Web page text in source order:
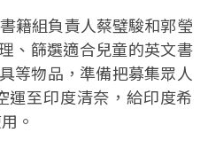
籍組負責人蔡璧駿和郭瑩
、篩選適合兒童的英文書
等物品，準備把募集眾人
運至印度清奈，給印度希
。